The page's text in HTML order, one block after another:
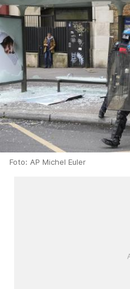
Foto: AP Michel Euler